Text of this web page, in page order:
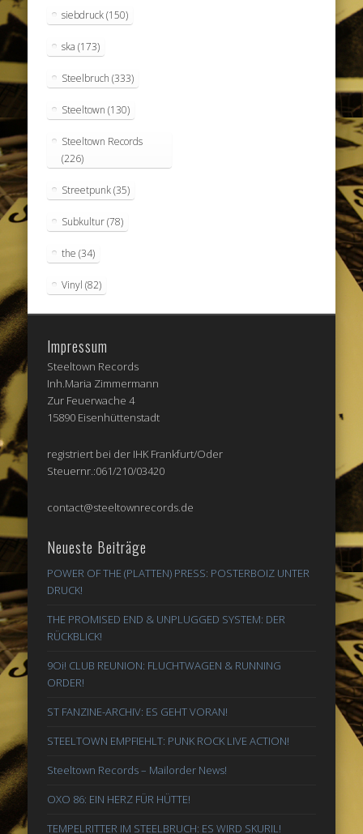
siebdruck(150)
ska (173)
Steelbruch (333)
Steeltown (130)
Steeltown Records
(226)
Streetpunk(35)
Subkultur(78)
the (34)
Vinyl (82)
Impressum
Steeltown Records
Inh.Maria Zimmermann
Zur Feuerwache 4
15890 Eisenhüttenstadt
registriert bei der IHK Frankfurt/Oder
Steuernr.:061/210/03420
contact@steeltownrecords.de
Neueste Beiträge
POWER OF THE (PLATTEN) PRESS: POSTERBOIZ UNTER
DRUCK!
THE PROMISED END & UNPLUGGED SYSTEM: DER
RÜCKBLICK!
9Oi! CLUB REUNION: FLUCHTWAGEN & RUNNING
ORDER!
ST FANZINE-ARCHIV: ES GEHT VORAN!
STEELTOWN EMPFIEHLT: PUNK ROCK LIVE ACTION!
Steeltown Records – Mailorder News!
OXO 86: EIN HERZ FÜR HÜTTE!
TEMPELRITTER IM STEELBRUCH: ES WIRD SKURIL!